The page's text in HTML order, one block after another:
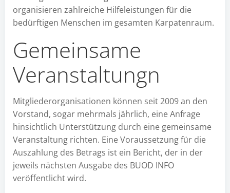
organisieren zahlreiche Hilfeleistungen für die
bedürftigen Menschen im gesamten Karpatenraum.
Gemeinsame
Veranstaltungn
Mitgliederorganisationen können seit 2009 an den
Vorstand, sogar mehrmals jährlich, eine Anfrage
hinsichtlich Unterstützung durch eine gemeinsame
Veranstaltung richten. Eine Voraussetzung für die
Auszahlung des Betrags ist ein Bericht, der in der
jeweils nächsten Ausgabe des BUOD INFO
veröffentlicht wird.